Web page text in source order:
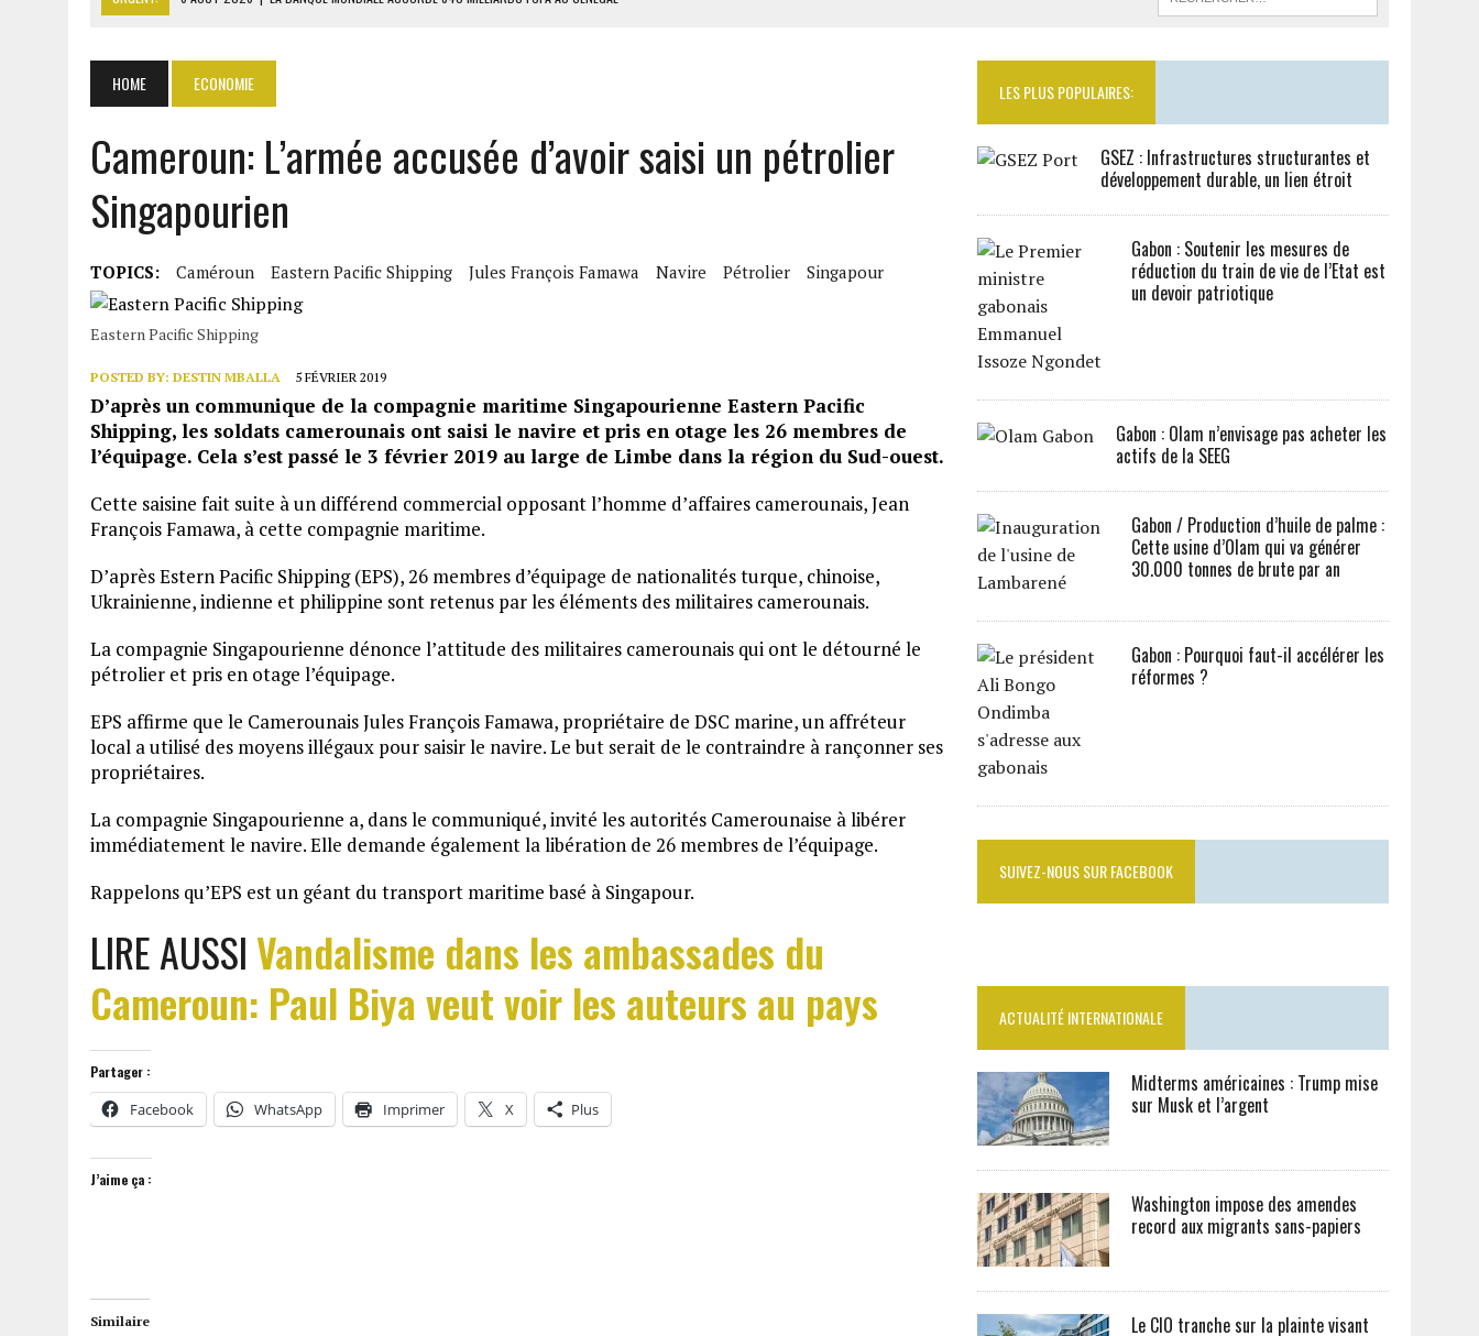
6 AOÛT 2026 | SÉNÉGAL : ABDOU KHADIR SOW QUITTE LE PRP POUR SOUTENIR DIOMAYE FAYE
CÔTE D’IVOIRE-UE : 1 074 LIGNES TARIFAIRES DANS LA 4E PHASE DE L’APE
HOME ECONOMIE
Cameroun: L’armée accusée d’avoir saisi un pétrolier
Singapourien
TOPICS: Caméroun Eastern Pacific Shipping Jules François Famawa Navire Pétrolier Singapour
Eastern Pacific Shipping
POSTED BY: DESTIN MBALLA 5 FÉVRIER 2019
D’après un communique de la compagnie maritime Singapourienne Eastern Pacific
Shipping, les soldats camerounais ont saisi le navire et pris en otage les 26 membres de
l’équipage. Cela s’est passé le 3 février 2019 au large de Limbe dans la région du Sud-ouest.
Cette saisine fait suite à un différend commercial opposant l’homme d’affaires camerounais, Jean
François Famawa, à cette compagnie maritime.
D’après Estern Pacific Shipping (EPS), 26 membres d’équipage de nationalités turque, chinoise,
Ukrainienne, indienne et philippine sont retenus par les éléments des militaires camerounais.
La compagnie Singapourienne dénonce l’attitude des militaires camerounais qui ont le détourné le
pétrolier et pris en otage l’équipage.
EPS affirme que le Camerounais Jules François Famawa, propriétaire de DSC marine, un affréteur
local a utilisé des moyens illégaux pour saisir le navire. Le but serait de le contraindre à rançonner ses
propriétaires.
La compagnie Singapourienne a, dans le communiqué, invité les autorités Camerounaise à libérer
immédiatement le navire. Elle demande également la libération de 26 membres de l’équipage.
Rappelons qu’EPS est un géant du transport maritime basé à Singapour.
LIRE AUSSIVandalisme dans les ambassades du
Cameroun: Paul Biya veut voir les auteurs au pays
Partager :
Facebook WhatsApp Imprimer X Plus
J’aime ça :
Similaire
LES PLUS POPULAIRES:
GSEZ : Infrastructures structurantes et
développement durable, un lien étroit
Gabon : Soutenir les mesures de
réduction du train de vie de l’Etat est
un devoir patriotique
Gabon : Olam n’envisage pas acheter les
actifs de la SEEG
Gabon / Production d’huile de palme :
Cette usine d’Olam qui va générer
30.000 tonnes de brute par an
Gabon : Pourquoi faut-il accélérer les
réformes ?
SUIVEZ-NOUS SUR FACEBOOK
ACTUALITÉ INTERNATIONALE
Midterms américaines : Trump mise
sur Musk et l’argent
Washington impose des amendes
record aux migrants sans-papiers
Le CIO tranche sur la plainte visant